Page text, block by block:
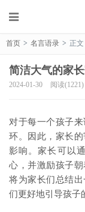
首页 > 名言语录 > 正文
简洁大气的家长
2024-01-30 阅读(1221)
对于每一个孩子
环。因此，家长
影响。家长可以
心，并激励孩子
将为家长们总结
们更好地引导孩子